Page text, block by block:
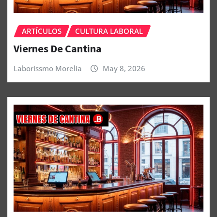
ARTÍCULOS CULTURA LABORAL
Viernes De Cantina
Laborissmo Morelia May 8, 2026